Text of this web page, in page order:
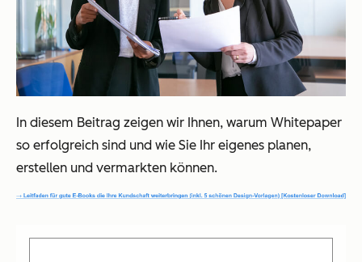
In diesem Beitrag zeigen wir Ihnen, warum Whitepaper
so erfolgreich sind und wie Sie Ihr eigenes planen,
erstellen und vermarkten können.